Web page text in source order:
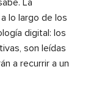
La
lo largo de los
digital: los
son leídas
a recurrir a un